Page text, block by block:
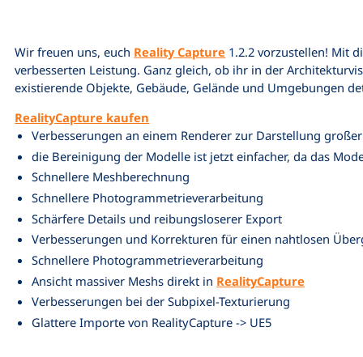
Wir freuen uns, euch Reality Capture 1.2.2 vorzustellen! Mit
verbesserten Leistung. Ganz gleich, ob ihr in der
existierende Objekte, Gebäude, Gelände und Umgebungen
RealityCapture kaufen
Verbesserungen an einem Renderer zur Darstellung
die Bereinigung der Modelle ist jetzt einfacher, da das
Schnellere Meshberechnung
Schnellere Photogrammetrieverarbeitung
Schärfere Details und reibungsloserer Export
Verbesserungen und Korrekturen für einen nahtlosen
Schnellere Photogrammetrieverarbeitung
Ansicht massiver Meshs direkt in RealityCapture
Verbesserungen bei der Subpixel-Texturierung
Glattere Importe von RealityCapture -> UE5